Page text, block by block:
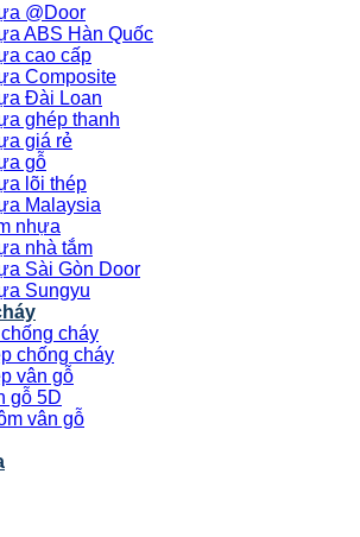
@Door
ABS Hàn Quốc
cao cấp
Composite
Đài Loan
ghép thanh
giá rẻ
gỗ
lõi thép
Malaysia
nhựa
nhà tắm
Sài Gòn Door
Sungyu
cháy
chống cháy
vân gỗ
gỗ 5D
vân gỗ